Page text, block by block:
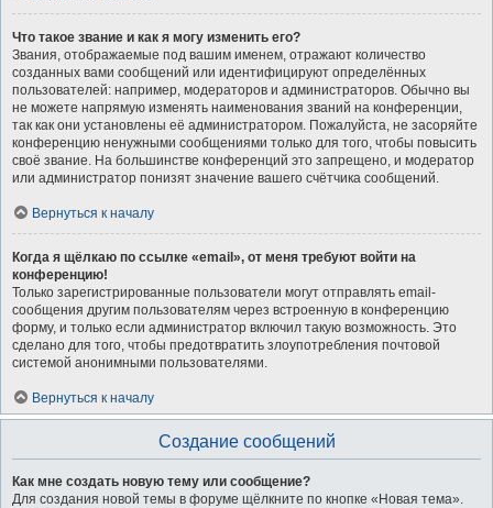
Что такое звание и как я могу изменить его?
Звания, отображаемые под вашим именем, отражают количество
созданных вами сообщений или идентифицируют определённых
пользователей: например, модераторов и администраторов. Обычно вы
не можете напрямую изменять наименования званий на конференции,
так как они установлены её администратором. Пожалуйста, не засоряйте
конференцию ненужными сообщениями только для того, чтобы повысить
своё звание. На большинстве конференций это запрещено, и модератор
или администратор понизят значение вашего счётчика сообщений.
Вернуться к началу
Когда я щёлкаю по ссылке «email», от меня требуют войти на
конференцию!
Только зарегистрированные пользователи могут отправлять email-
сообщения другим пользователям через встроенную в конференцию
форму, и только если администратор включил такую возможность. Это
сделано для того, чтобы предотвратить злоупотребления почтовой
системой анонимными пользователями.
Вернуться к началу
Создание сообщений
Как мне создать новую тему или сообщение?
Для создания новой темы в форуме щёлкните по кнопке «Новая тема».